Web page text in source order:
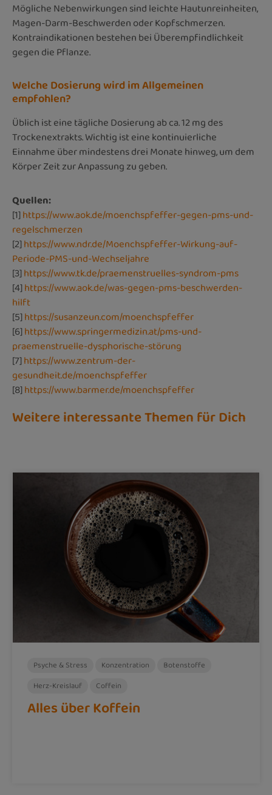
Mögliche Nebenwirkungen sind leichte Hautunreinheiten,
Magen-Darm-Beschwerden oder Kopfschmerzen.
Kontraindikationen bestehen bei Überempfindlichkeit
gegen die Pflanze.
Welche Dosierung wird im Allgemeinen
empfohlen?
Üblich ist eine tägliche Dosierung ab ca. 12 mg des
Trockenextrakts. Wichtig ist eine kontinuierliche
Einnahme über mindestens drei Monate hinweg, um dem
Körper Zeit zur Anpassung zu geben.
Quellen:
[1]https://www.aok.de/moenchspfeffer-gegen-pms-und-
regelschmerzen
[2]https://www.ndr.de/Moenchspfeffer-Wirkung-auf-
Periode-PMS-und-Wechseljahre
[3]https://www.tk.de/praemenstruelles-syndrom-pms
[4]https://www.aok.de/was-gegen-pms-beschwerden-
hilft
[5]https://susanzeun.com/moenchspfeffer
[6]https://www.springermedizin.at/pms-und-
praemenstruelle-dysphorische-störung
[7]https://www.zentrum-der-
gesundheit.de/moenchspfeffer
[8]https://www.barmer.de/moenchspfeffer
Weitere interessante Themen für Dich
Psyche & Stress Konzentration
Botenstoffe
Herz-Kreislauf
Coffein
Alles über Koffein